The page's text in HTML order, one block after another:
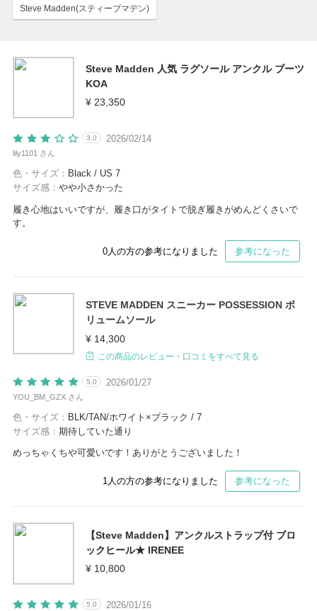
Steve Madden(スティーブマデン)
Steve Madden 人気 ラグソール アンクル ブーツ
KOA
¥ 23,350
2026/02/14
3.0
lily1101 さん
色・サイズ： Black / US 7
サイズ感： やや小さかった
履き心地はいいですが、履き口がタイトで脱ぎ履きがめんどくさいで
す。
0 人の方の参考になりました 参考になった
STEVE MADDEN スニーカー POSSESSION ボ
リュームソール
¥ 14,300
この商品のレビュー・口コミをすべて見る
2026/01/27
5.0
YOU_BM_GZX さん
色・サイズ： BLK/TAN/ホワイト×ブラック / 7
サイズ感： 期待していた通り
めっちゃくちや可愛いです！ありがとうございました！
1 人の方の参考になりました 参考になった
【Steve Madden】アンクルストラップ付 ブロ
ックヒール★ IRENEE
¥ 10,800
2026/01/16
5.0